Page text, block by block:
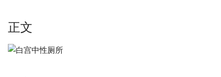
a
l
来源
时间
正文